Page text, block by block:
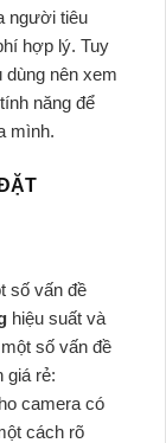
người tiêu
hợp lý. Tuy
nên xem
năng để
mình.
số vấn đề
hiệu suất và
số vấn đề
giá rẻ:
camera có
cách rõ